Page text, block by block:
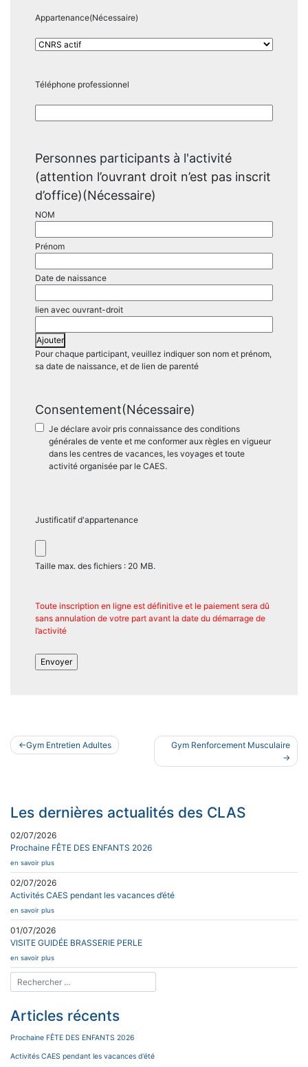
Appartenance(Nécessaire)
Téléphone professionnel
Personnes participants à l'activité
(attention l’ouvrant droit n’est pas inscrit
d’office)(Nécessaire)
Ajouter
Pour chaque participant, veuillez indiquer son nom et prénom,
sa date de naissance, et de lien de parenté
Consentement(Nécessaire)
Je déclare avoir pris connaissance des conditions
générales de vente et me conformer aux règles en vigueur
dans les centres de vacances, les voyages et toute
activité organisée par le CAES.
Justificatif d'appartenance
Taille max. des fichiers : 20 MB.
Toute inscription en ligne est définitive et le paiement sera dû
sans annulation de votre part avant la date du démarrage de
l’activité
Navigation
de
Gym Entretien Adultes Gym Renforcement Musculaire
Les dernières actualités des CLAS
02/07/2026
Prochaine FÊTE DES ENFANTS 2026
en savoir plus
02/07/2026
Activités CAES pendant les vacances d’été
en savoir plus
01/07/2026
VISITE GUIDÉE BRASSERIE PERLE
en savoir plus
Articles récents
Prochaine FÊTE DES ENFANTS 2026
Activités CAES pendant les vacances d’été